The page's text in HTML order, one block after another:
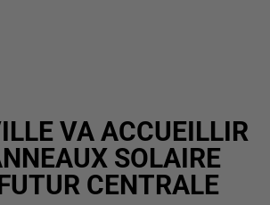
VA ACCUEILLIR
SOLAIRE
CENTRALE